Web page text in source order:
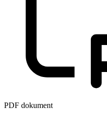
PDF dokument